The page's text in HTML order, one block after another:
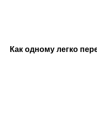
Как одному легко